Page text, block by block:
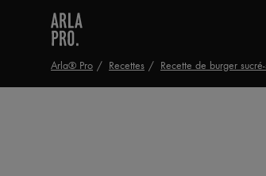
Arla® Pro Recettes Recette de burger